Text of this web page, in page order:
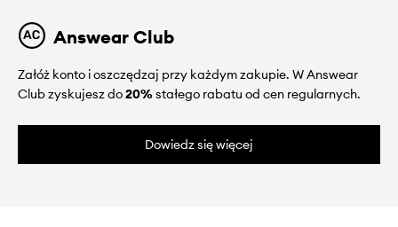
Answear Club
Załóż konto i oszczędzaj przy każdym zakupie. W Answear
Club zyskujesz do20%stałego rabatu od cen regularnych.
Dowiedz się więcej